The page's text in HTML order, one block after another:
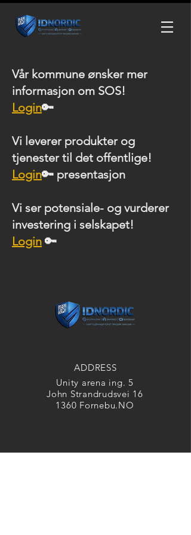
Vår kommune ønsker mer
informasjon om SOS!
Login🔑
Vi leverer produkter og
tjenester til det offentlige!
Login🔑 presentasjon
Vi ser potensiale- og vurderer
investering i selskapet!
Login 🔑
ADDRESS
Unity arena ing. 5
John Strandrudsvei 16
1360 Fornebu.NO